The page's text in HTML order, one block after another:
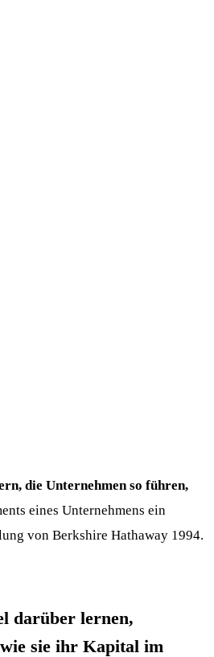
die Unternehmen so führen,
eines Unternehmens ein
von Berkshire Hathaway 1994.
darüber lernen,
sie ihr Kapital im